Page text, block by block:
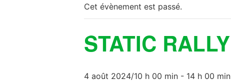
Cet évènement est passé.
STATIC RALLY
4 août 2024/10 h 00 min - 14 h 00 min